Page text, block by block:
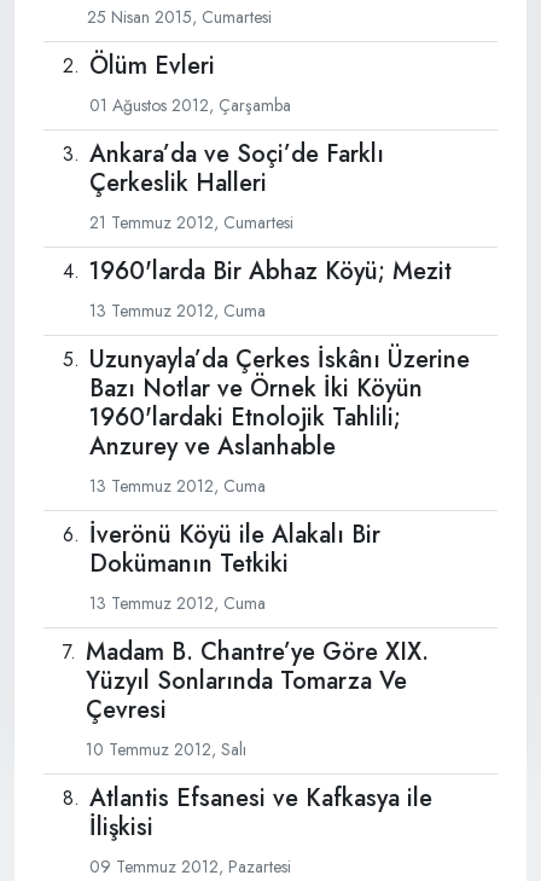
25 Nisan 2015, Cumartesi
Ölüm Evleri
01 Ağustos 2012, Çarşamba
Ankara’da ve Soçi’de Farklı
Çerkeslik Halleri
21 Temmuz 2012, Cumartesi
1960'larda Bir Abhaz Köyü; Mezit
13 Temmuz 2012, Cuma
Uzunyayla’da Çerkes İskânı Üzerine
Bazı Notlar ve Örnek İki Köyün
1960'lardaki Etnolojik Tahlili;
Anzurey ve Aslanhable
13 Temmuz 2012, Cuma
İverönü Köyü ile Alakalı Bir
Dokümanın Tetkiki
13 Temmuz 2012, Cuma
Madam B. Chantre’ye Göre XIX.
Yüzyıl Sonlarında Tomarza Ve
Çevresi
10 Temmuz 2012, Salı
Atlantis Efsanesi ve Kafkasya ile
İlişkisi
09 Temmuz 2012, Pazartesi